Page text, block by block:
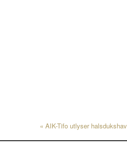
« AIK-Tifo utlyser halsdukshav